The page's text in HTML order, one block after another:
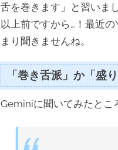
舌を巻きます」と習いま
以上前ですから…！最近
まり聞きませんね。
「巻き舌派」か「盛
Geminiに聞いてみたとこ